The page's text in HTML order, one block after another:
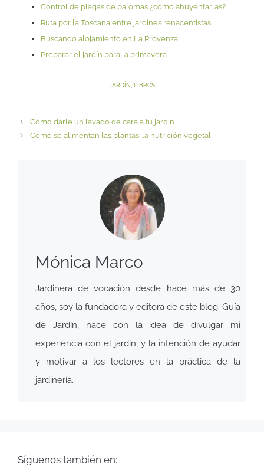
Control de plagas de palomas ¿cómo ahuyentarlas?
Ruta por la Toscana entre jardines renacentistas
Buscando alojamiento en La Provenza
Preparar el jardín para la primavera
JARDÍN LIBROS
Cómo darle un lavado de cara a tu jardín
Cómo se alimentan las plantas: la nutrición vegetal
Mónica Marco
Jardinera de vocación desde hace más de 30
años, soy la fundadora y editora de este blog. Guía
de Jardín, nace con la idea de divulgar mi
experiencia con el jardín, y la intención de ayudar
y motivar a los lectores en la práctica de la
jardinería.
Síguenos también en: